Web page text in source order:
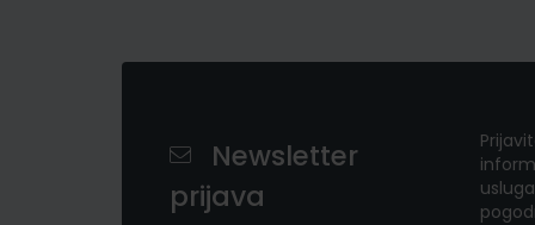
Newsletter
prijava